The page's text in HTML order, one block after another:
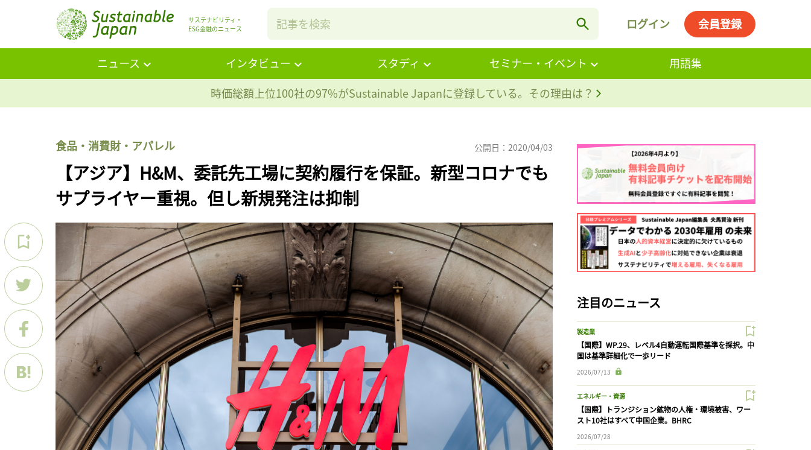
サステナビリティ・
ESG金融のニュース
ログイン 会員登録
ニュース インタビュー スタディ セミナー・イベント
用語集
時価総額上位100社の97%がSustainable Japanに登録している。その理由は？
食品・消費財・アパレル 公開日：2020/04/03
【アジア】H&M、委託先工場に契約履行を保証。新型コロナでも
サプライヤー重視。但し新規発注は抑制
注目のニュース
製造業
【国際】WP.29、レベル4自動運転国際基準を採択。中
国は基準詳細化で一歩リード
2026/07/13
エネルギー・資源
【国際】トランジション鉱物の人権・環境被害、ワー
スト10社はすべて中国企業。BHRC
2026/07/28